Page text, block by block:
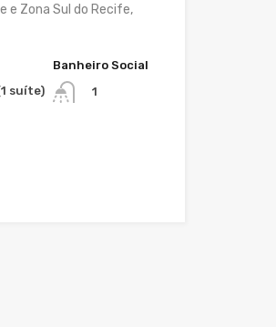
e Zona Sul do Recife,
suíte)
Banheiro Social
1